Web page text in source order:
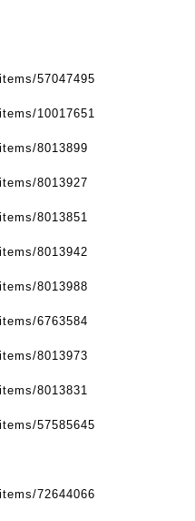
57047495
10017651
8013899
8013927
8013851
8013942
8013988
6763584
8013973
8013831
57585645
72644066